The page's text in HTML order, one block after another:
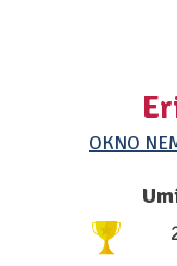
OKNO